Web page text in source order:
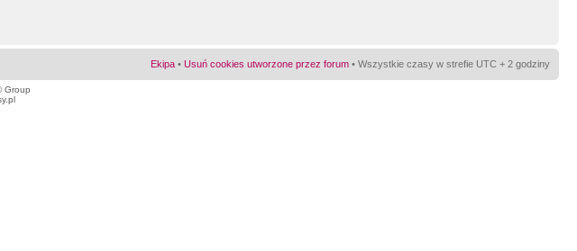
Ekipa • Usuń cookies utworzone przez forum • Wszystkie czasy w strefie UTC + 2 godziny
Group